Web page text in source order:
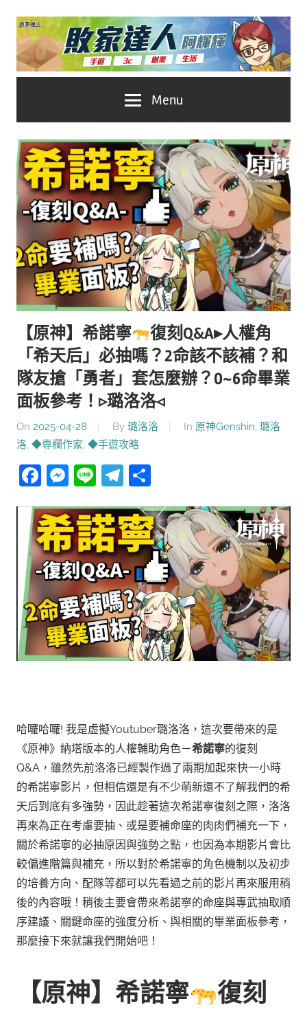
Skip
content
家
達
人
推
薦
No.1
遊
戲
科
技
自
媒
體。
Menu
【原神】希諾寧
復刻Q&A▸人權角
「希天后」必抽嗎？2命該不該補？和
隊友搶「勇者」套怎麼辦？0~6命畢業
面板參考！▹璐洛洛◃
On 2025-04-28 By 璐洛洛 In 原神Genshin, 璐洛
洛, ◆專欄作家, ◆手遊攻略
Facebook
Messenger
LineTelegram
哈囉哈囉! 我是虛擬Youtuber璐洛洛，這次要帶來的是
《原神》納塔版本的人權輔助角色－希諾寧的復刻
Q&A，雖然先前洛洛已經製作過了兩期加起來快一小時
的希諾寧影片， 但相信還是有不少萌新還不了解我們的希
天后到底有多強勢，因此趁著這次希諾寧復刻之際，洛洛
再來為正在考慮要抽、或是要補命座的肉肉們補充一下，
關於希諾寧的必抽原因與強勢之點，也因為本期影片會比
較偏進階篇與補充，所以對於希諾寧的角色機制以及初步
的培養方向、配隊等都可以先看過之前的影片再來服用稍
後的內容哦！ 稍後主要會帶來希諾寧的命座與專武抽取順
序建議、關鍵命座的強度分析、與相關的畢業面板參考，
那麼接下來就讓我們開始吧！
【原神】希諾寧
復刻